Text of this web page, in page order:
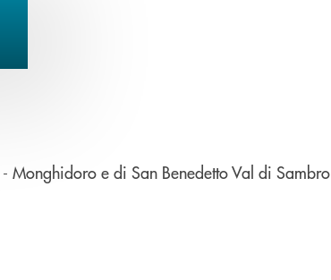
Monghidoro e di San Benedetto Val di Sambro